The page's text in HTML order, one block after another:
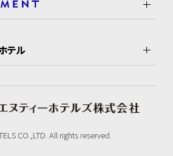
テル
CO.,LTD. All rights reserved.